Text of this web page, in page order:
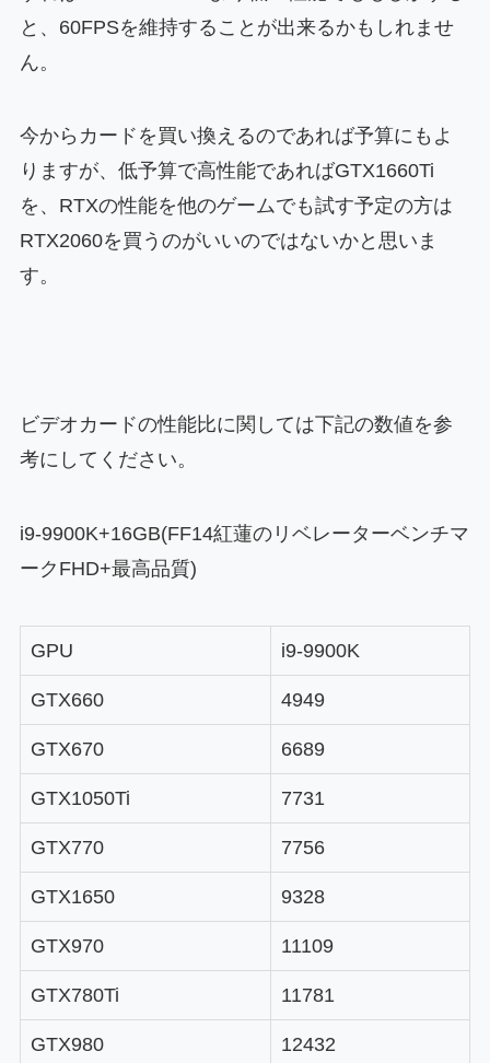
と、60FPSを維持することが出来るかもしれませ
ん。
今からカードを買い換えるのであれば予算にもよ
りますが、低予算で高性能であればGTX1660Ti
を、RTXの性能を他のゲームでも試す予定の方は
RTX2060を買うのがいいのではないかと思いま
す。
ビデオカードの性能比に関しては下記の数値を参
考にしてください。
i9-9900K+16GB(FF14紅蓮のリベレーターベンチマ
ークFHD+最高品質)
GPU i9-9900K
GTX660 4949
GTX670 6689
GTX1050Ti 7731
GTX770 7756
GTX1650 9328
GTX970 11109
GTX780Ti 11781
GTX980 12432